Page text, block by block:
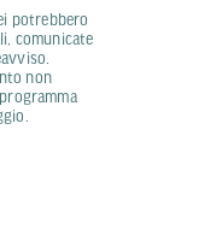
potrebbero
comunicate
non